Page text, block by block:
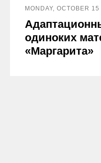
MONDAY, OCTOBER 15
одиноких
«Маргарита»